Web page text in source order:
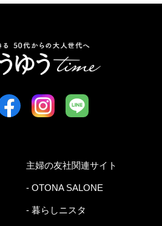
主婦の友社関連サイト
- OTONA SALONE
- 暮らしニスタ